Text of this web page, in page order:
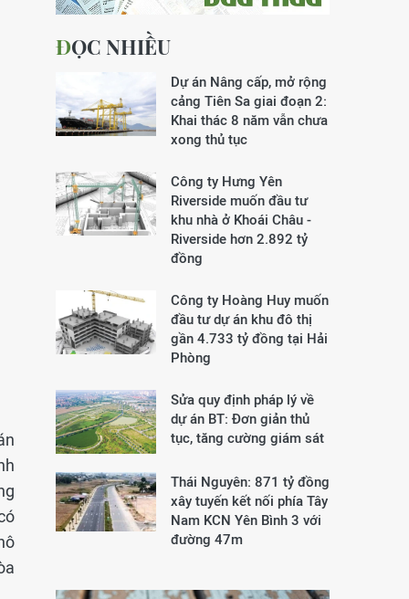
ĐỌC NHIỀU
Dự án Nâng cấp, mở rộng
cảng Tiên Sa giai đoạn 2:
Khai thác 8 năm vẫn chưa
xong thủ tục
Công ty Hưng Yên
Riverside muốn đầu tư
khu nhà ở Khoái Châu -
Riverside hơn 2.892 tỷ
đồng
Công ty Hoàng Huy muốn
đầu tư dự án khu đô thị
gần 4.733 tỷ đồng tại Hải
Phòng
Sửa quy định pháp lý về
dự án BT: Đơn giản thủ
tục, tăng cường giám sát
Thái Nguyên: 871 tỷ đồng
xây tuyến kết nối phía Tây
Nam KCN Yên Bình 3 với
đường 47m